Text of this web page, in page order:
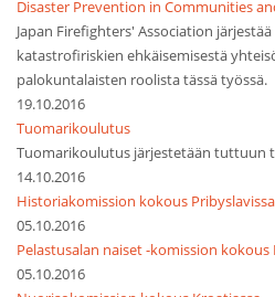
Disaster Prevention in Communities
Japan Firefighters' Association
katastrofiriskien ehkäisemisestä
palokuntalaisten roolista tässä työssä.
19.10.2016
Tuomarikoulutus
Tuomarikoulutus järjestetään tuttuun
14.10.2016
Historiakomission kokous Pribyslavissa
05.10.2016
Pelastusalan naiset -komission kokous
05.10.2016